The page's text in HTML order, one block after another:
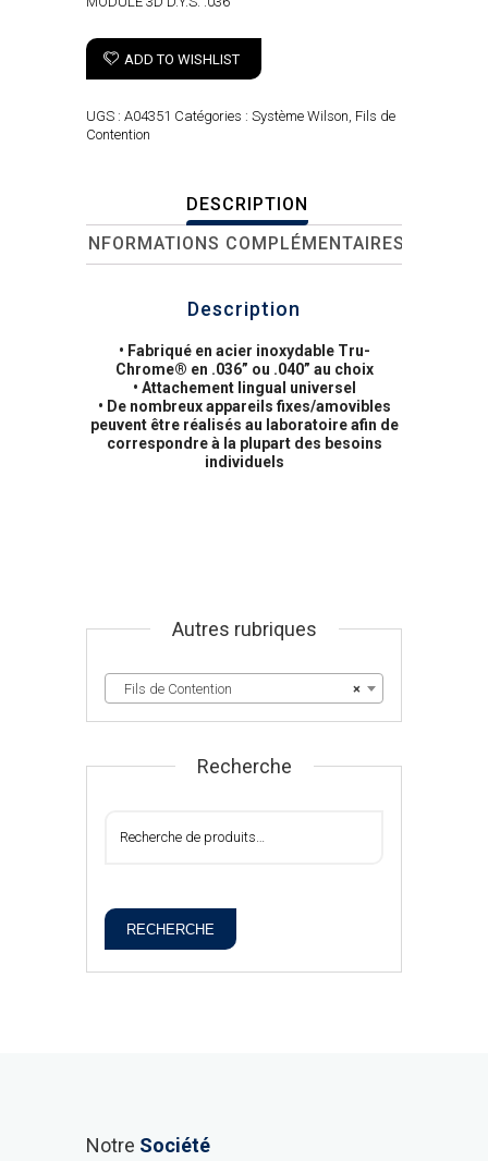
ADD TO WISHLIST
UGS : A04351 Catégories : Système Wilson, Fils de
Contention
DESCRIPTION
INFORMATIONS COMPLÉMENTAIRES
Description
• Fabriqué en acier inoxydable Tru-
Chrome® en .036” ou .040” au choix
• Attachement lingual universel
• De nombreux appareils fixes/amovibles
peuvent être réalisés au laboratoire afin de
correspondre à la plupart des besoins
individuels
Autres rubriques
×
Fils de Contention
Recherche
RECHERCHE
Notre Société